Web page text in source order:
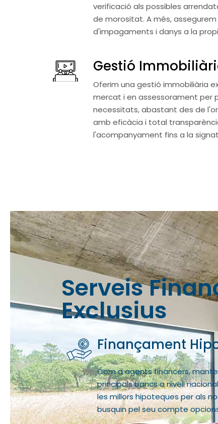
verificació als possibles
de morositat. A més,
d'impagaments i danys a la
Gestió
Oferim una gestió immobiliària
mercat i en assessorament per
necessitats, abastant des de
amb eficàcia i total
l'acompanyament fins a la
Serveis
Exclusius
amb els
i
que
Tokenització
La tokenització de residències
finançament alternatiu i ampliar la
en facilitar la negociació de
processos mitjançant contractes